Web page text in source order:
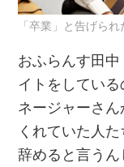
「卒業」と告げら
おふらんす田
イトをしてい
ネージャーさ
くれていた人
辞めると言う